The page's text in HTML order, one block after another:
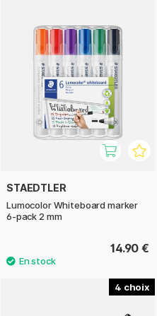
STAEDTLER
Lumocolor Whiteboard marker
6-pack 2 mm
14.90 €
4